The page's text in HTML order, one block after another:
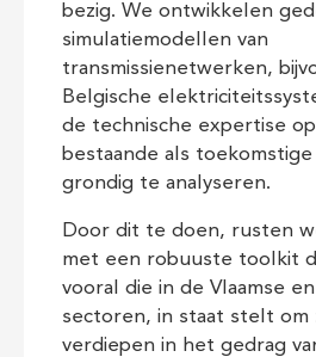
bezig. We ontwikkelen
simulatiemodellen van
transmissienetwerken,
Belgische
de technische expertise op
bestaande als
grondig te analyseren.
Door dit te doen, rusten
met een robuuste toolkit
vooral die in de Vlaamse
sectoren, in staat stelt om
verdiepen in het gedrag